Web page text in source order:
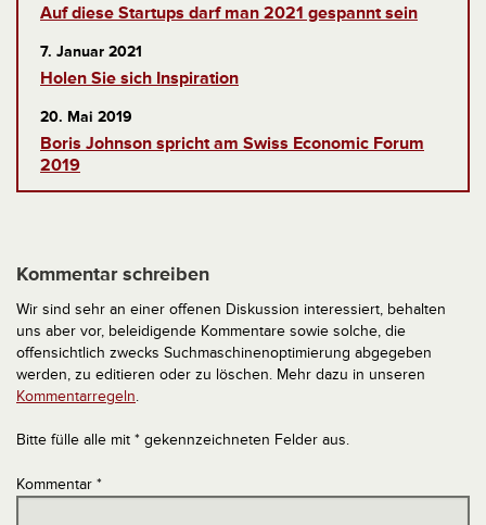
Auf diese Startups darf man 2021 gespannt sein
7. Januar 2021
Holen Sie sich Inspiration
20. Mai 2019
Boris Johnson spricht am Swiss Economic Forum
2019
Kommentar schreiben
Wir sind sehr an einer offenen Diskussion interessiert, behalten
uns aber vor, beleidigende Kommentare sowie solche, die
offensichtlich zwecks Suchmaschinenoptimierung abgegeben
werden, zu editieren oder zu löschen. Mehr dazu in unseren
Kommentarregeln.
Bitte fülle alle mit * gekennzeichneten Felder aus.
Kommentar *